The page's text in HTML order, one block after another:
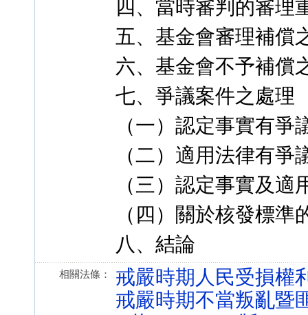
四、當時審判的審理
五、基金會審理補償
六、基金會不予補償
七、爭議案件之處理
（一）認定事實有爭
（二）適用法律有爭
（三）認定事實及適
（四）關於核發標準
八、結論
相關法條：
戒嚴時期人民受損權
戒嚴時期不當叛亂暨